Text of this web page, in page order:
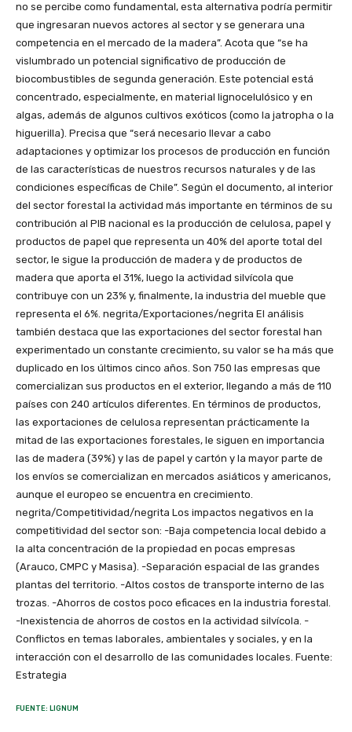
no se percibe como fundamental, esta alternativa podría permitir
que ingresaran nuevos actores al sector y se generara una
competencia en el mercado de la madera”. Acota que “se ha
vislumbrado un potencial significativo de producción de
biocombustibles de segunda generación. Este potencial está
concentrado, especialmente, en material lignocelulósico y en
algas, además de algunos cultivos exóticos (como la jatropha o la
higuerilla). Precisa que “será necesario llevar a cabo
adaptaciones y optimizar los procesos de producción en función
de las características de nuestros recursos naturales y de las
condiciones específicas de Chile”. Según el documento, al interior
del sector forestal la actividad más importante en términos de su
contribución al PIB nacional es la producción de celulosa, papel y
productos de papel que representa un 40% del aporte total del
sector, le sigue la producción de madera y de productos de
madera que aporta el 31%, luego la actividad silvícola que
contribuye con un 23% y, finalmente, la industria del mueble que
representa el 6%. negrita/Exportaciones/negrita El análisis
también destaca que las exportaciones del sector forestal han
experimentado un constante crecimiento, su valor se ha más que
duplicado en los últimos cinco años. Son 750 las empresas que
comercializan sus productos en el exterior, llegando a más de 110
países con 240 artículos diferentes. En términos de productos,
las exportaciones de celulosa representan prácticamente la
mitad de las exportaciones forestales, le siguen en importancia
las de madera (39%) y las de papel y cartón y la mayor parte de
los envíos se comercializan en mercados asiáticos y americanos,
aunque el europeo se encuentra en crecimiento.
negrita/Competitividad/negrita Los impactos negativos en la
competitividad del sector son: -Baja competencia local debido a
la alta concentración de la propiedad en pocas empresas
(Arauco, CMPC y Masisa). -Separación espacial de las grandes
plantas del territorio. -Altos costos de transporte interno de las
trozas. -Ahorros de costos poco eficaces en la industria forestal.
-Inexistencia de ahorros de costos en la actividad silvícola. -
Conflictos en temas laborales, ambientales y sociales, y en la
interacción con el desarrollo de las comunidades locales. Fuente:
Estrategia
FUENTE: LIGNUM